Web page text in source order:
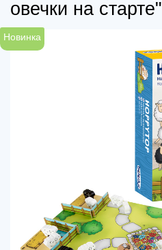
овечки на старте"
Новинка